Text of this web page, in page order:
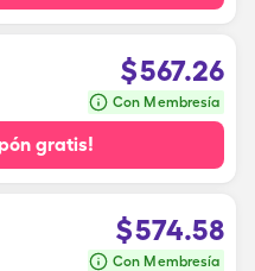
$567.26
Con Membresía
gratis!
$574.58
Con Membresía